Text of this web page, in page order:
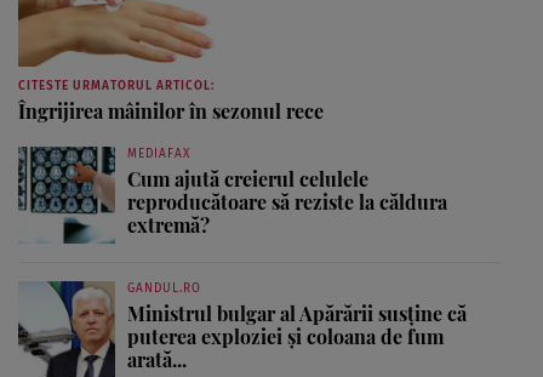
CITESTE URMATORUL ARTICOL:
Îngrijirea mâinilor în sezonul rece
MEDIAFAX
Cum ajută creierul celulele
reproducătoare să reziste la căldura
extremă?
GANDUL.RO
Ministrul bulgar al Apărării susține că
puterea exploziei și coloana de fum
arată...